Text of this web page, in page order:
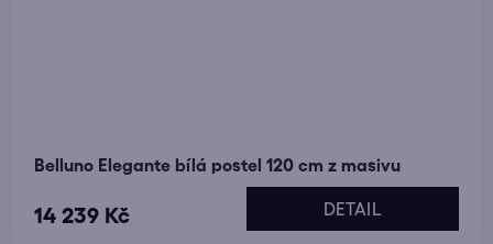
Belluno Elegante bílá postel 120 cm z masivu
14 239 Kč DETAIL